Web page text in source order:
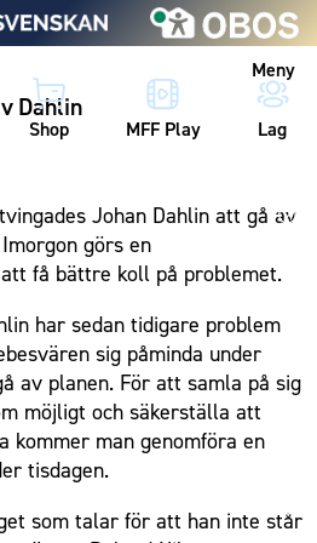
Meny
Shop MFF Play Lag
Dahlin
Johan Dahlin att gå av
görs en
få bättre koll på problemet.
har sedan tidigare problem
sig påminda under
av planen. För att samla på sig
möjligt och säkerställa att
kommer man genomföra en
tisdagen.
som talar för att han inte står